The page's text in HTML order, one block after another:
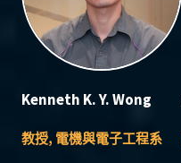
Kenneth K. Y. Wong
教授, 電機與電子工程系